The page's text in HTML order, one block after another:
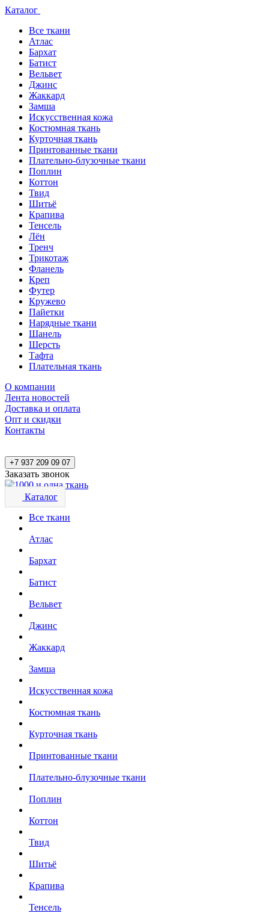
Каталог
Все ткани
Атлас
Бархат
Батист
Вельвет
Джинс
Жаккард
Замша
Искусственная кожа
Костюмная ткань
Курточная ткань
Принтованные ткани
Плательно-блузочные ткани
Поплин
Коттон
Твид
Шитьё
Крапива
Тенсель
Лён
Тренч
Трикотаж
Фланель
Креп
Футер
Кружево
Пайетки
Нарядные ткани
Шанель
Шерсть
Тафта
Плательная ткань
О компании
Лента новостей
Доставка и оплата
Опт и скидки
Контакты
+7 937 209 09 07
Заказать звонок
Каталог
Все ткани
Атлас
Бархат
Батист
Вельвет
Джинс
Жаккард
Замша
Искусственная кожа
Костюмная ткань
Курточная ткань
Принтованные ткани
Плательно-блузочные ткани
Поплин
Коттон
Твид
Шитьё
Крапива
Тенсель